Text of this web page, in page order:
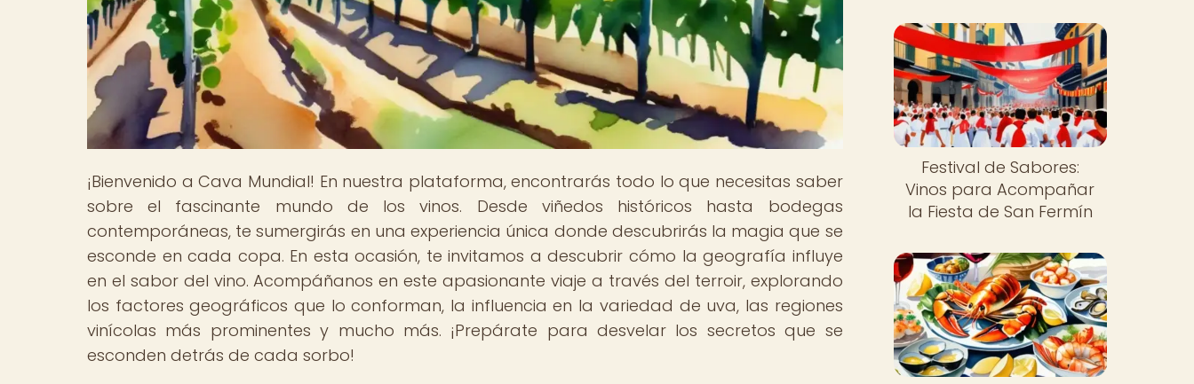
¡Bienvenido a Cava Mundial! En nuestra plataforma, encontrarás todo lo que necesitas saber
sobre el fascinante mundo de los vinos. Desde viñedos históricos hasta bodegas
contemporáneas, te sumergirás en una experiencia única donde descubrirás la magia que se
esconde en cada copa. En esta ocasión, te invitamos a descubrir cómo la geografía influye
en el sabor del vino. Acompáñanos en este apasionante viaje a través del terroir, explorando
los factores geográficos que lo conforman, la influencia en la variedad de uva, las regiones
vinícolas más prominentes y mucho más. ¡Prepárate para desvelar los secretos que se
esconden detrás de cada sorbo!
Festival de Sabores:
Vinos para Acompañar
la Fiesta de San Fermín